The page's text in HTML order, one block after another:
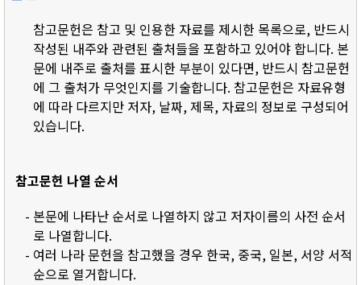
참고문헌은 참고 및 인용한 자료를 제시한 목록으로, 반드시
작성된 내주와 관련된 출처들을 포함하고 있어야 합니다. 본
문에 내주로 출처를 표시한 부분이 있다면, 반드시 참고문헌
에 그 출처가 무엇인지를 기술합니다. 참고문헌은 자료유형
에 따라 다르지만 저자, 날짜, 제목, 자료의 정보로 구성되어
있습니다.
참고문헌 나열 순서
- 본문에 나타난 순서로 나열하지 않고 저자이름의 사전 순서
로 나열합니다.
- 여러 나라 문헌을 참고했을 경우 한국, 중국, 일본, 서양 서적
순으로 열거합니다.